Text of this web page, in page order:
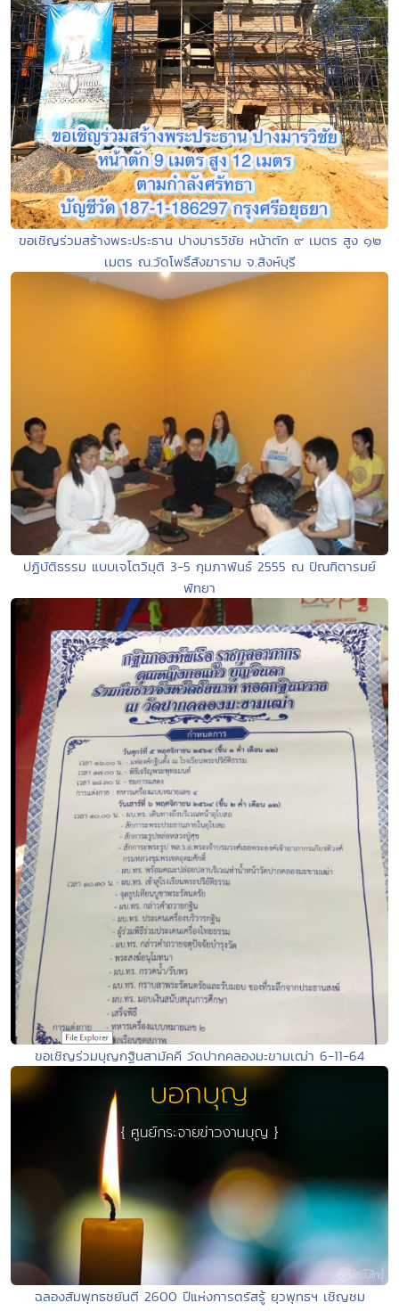
ขอเชิญร่วมสร้างพระประธาน ปางมารวิชัย หน้าตัก ๙ เมตร สูง ๑๒
เมตร ณ.วัดโพธิ์สังฆาราม จ.สิงห์บุรี
ปฏิบัติธรรม แบบเจโตวิมุติ 3-5 กุมภาพันธ์ 2555 ณ ปัณฑิตารมย์
พัทยา
ขอเชิญร่วมบุญกฐินสามัคคี วัดปากคลองมะขามเฒ่า 6-11-64
ฉลองสัมพุทธชยันตี 2600 ปีแห่งการตรัสรู้ ยุวพุทธฯ เชิญชม